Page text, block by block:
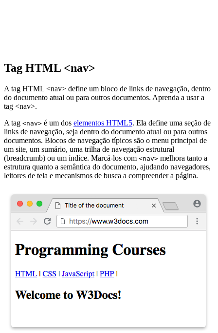
Tag HTML <nav>
A tag HTML <nav> define um bloco de links de navegação, dentro
do documento atual ou para outros documentos. Aprenda a usar a
tag <nav>.
A tag <nav> é um dos elementos HTML5. Ela define uma seção de
links de navegação, seja dentro do documento atual ou para outros
documentos. Blocos de navegação típicos são o menu principal de
um site, um sumário, uma trilha de navegação estrutural
(breadcrumb) ou um índice. Marcá-los com <nav> melhora tanto a
estrutura quanto a semântica do documento, ajudando navegadores,
leitores de tela e mecanismos de busca a compreender a página.